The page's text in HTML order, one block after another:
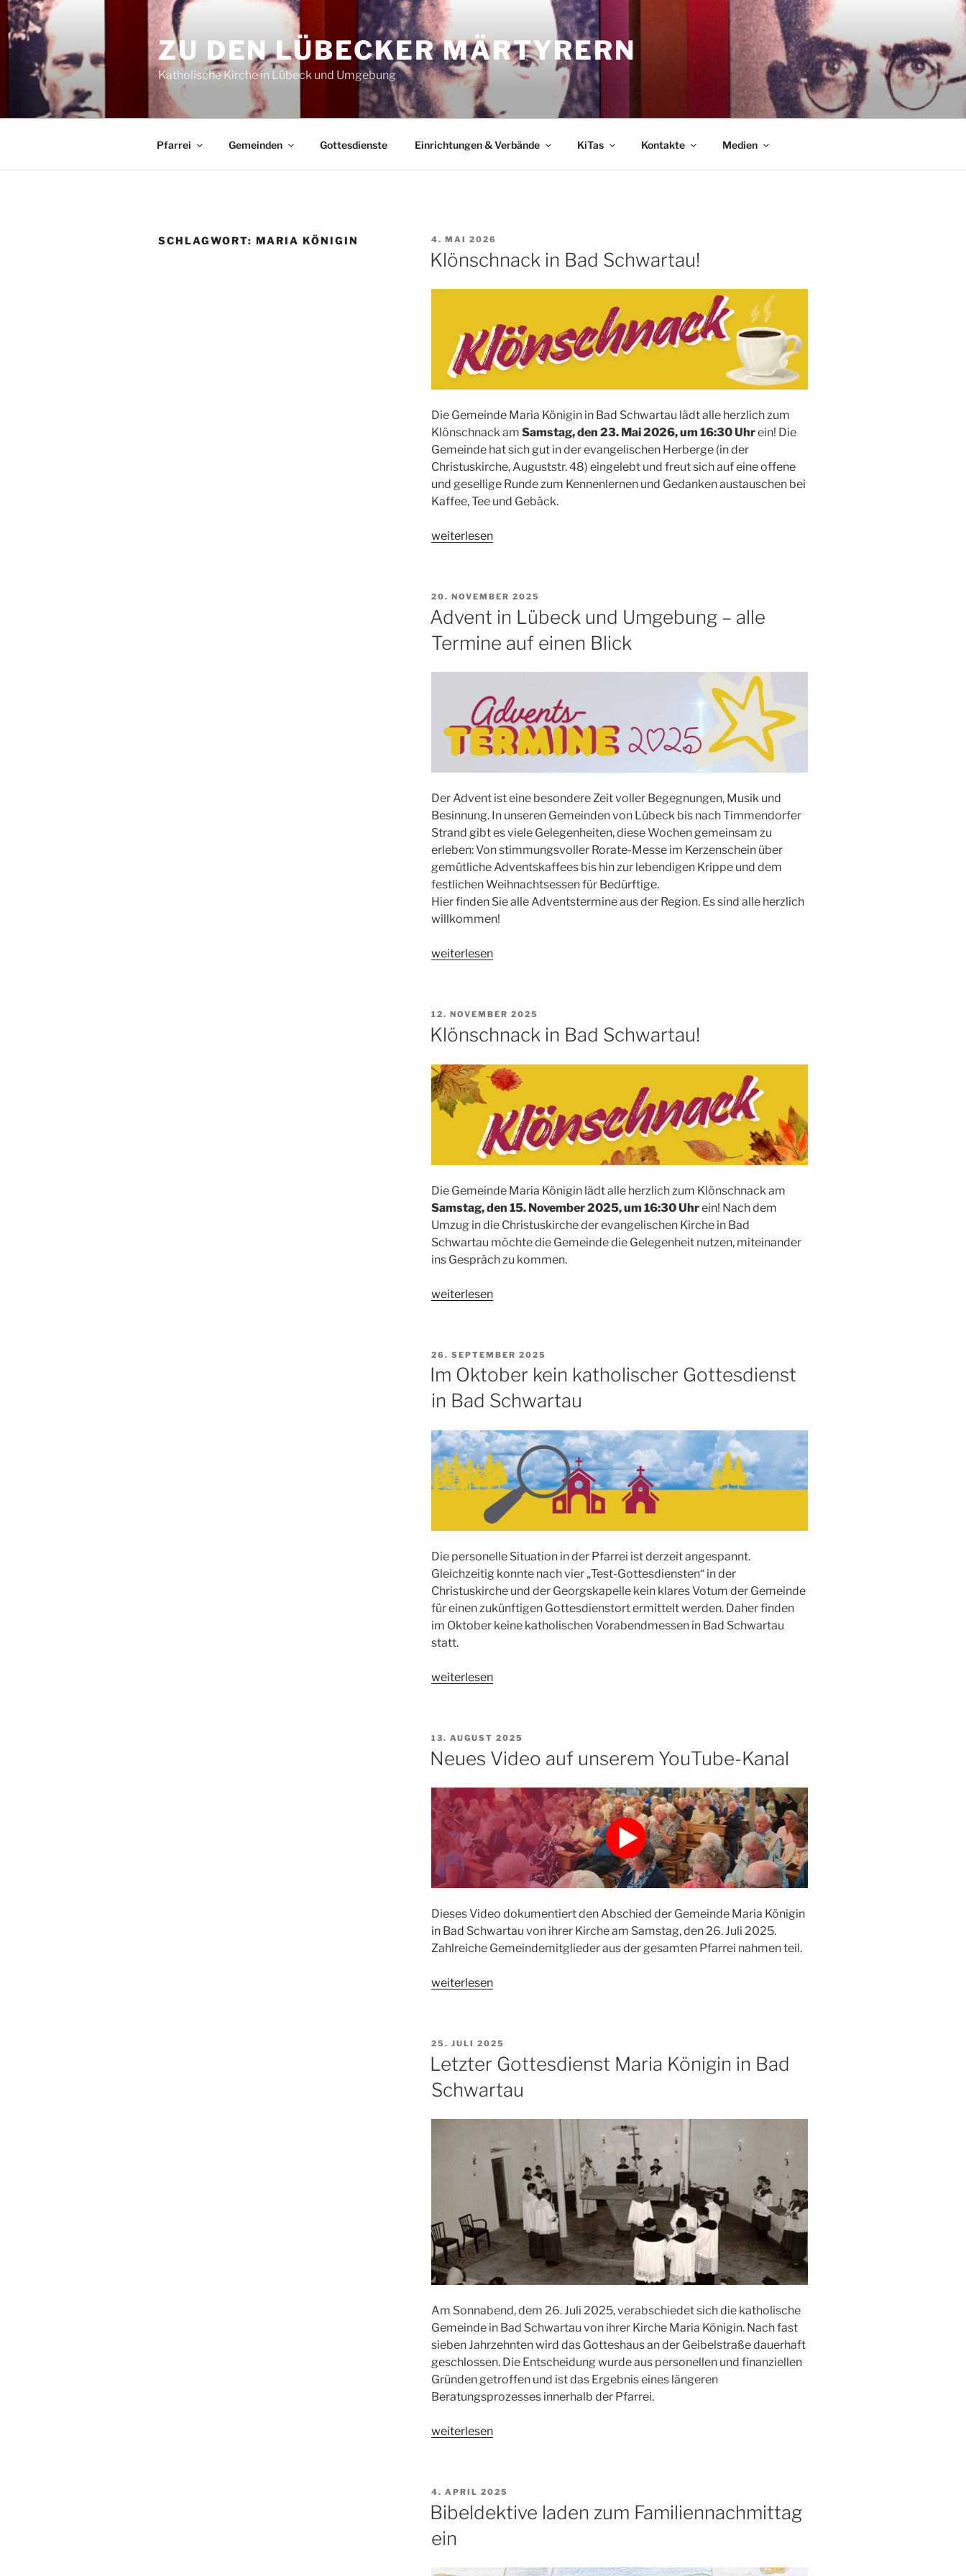
Zum
Inhalt
springen
ZU DEN LÜBECKER MÄRTYRERN
Katholische Kirche in Lübeck und Umgebung
Pfarrei Gemeinden Gottesdienste Einrichtungen & Verbände KiTas Kontakte Medien
SCHLAGWORT: MARIA KÖNIGIN
VERÖFFENTLICHT
AM
4. MAI 2026
Klönschnack in Bad Schwartau!
Die Gemeinde Maria Königin in Bad Schwartau lädt alle herzlich zum
Klönschnack am Samstag, den 23. Mai 2026, um 16:30 Uhrein! Die
Gemeinde hat sich gut in der evangelischen Herberge (in der
Christuskirche, Auguststr. 48) eingelebt und freut sich auf eine offene
und gesellige Runde zum Kennenlernen und Gedanken austauschen bei
Kaffee, Tee und Gebäck.
„Klönschnack
weiterlesen
VERÖFFENTLICHT
AM
20. NOVEMBER 2025
Advent in Lübeck und Umgebung – alle
Termine auf einen Blick
Der Advent ist eine besondere Zeit voller Begegnungen, Musik und
Besinnung. In unseren Gemeinden von Lübeck bis nach Timmendorfer
Strand gibt es viele Gelegenheiten, diese Wochen gemeinsam zu
erleben: Von stimmungsvoller Rorate-Messe im Kerzenschein über
gemütliche Adventskaffees bis hin zur lebendigen Krippe und dem
festlichen Weihnachtsessen für Bedürftige.
Hier finden Sie alle Adventstermine aus der Region. Es sind alle herzlich
willkommen!
„Advent
–
Termine
auf
einen
weiterlesen
VERÖFFENTLICHT
AM
12. NOVEMBER 2025
Klönschnack in Bad Schwartau!
Die Gemeinde Maria Königin lädt alle herzlich zum Klönschnack am
Samstag, den 15. November 2025, um 16:30 Uhrein! Nach dem
Umzug in die Christuskirche der evangelischen Kirche in Bad
Schwartau möchte die Gemeinde die Gelegenheit nutzen, miteinander
ins Gespräch zu kommen.
„Klönschnack
weiterlesen
VERÖFFENTLICHT
AM
26. SEPTEMBER 2025
Im Oktober kein katholischer Gottesdienst
in Bad Schwartau
Die personelle Situation in der Pfarrei ist derzeit angespannt.
Gleichzeitig konnte nach vier „Test-Gottesdiensten“ in der
Christuskirche und der Georgskapelle kein klares Votum der Gemeinde
für einen zukünftigen Gottesdienstort ermittelt werden. Daher finden
im Oktober keine katholischen Vorabendmessen in Bad Schwartau
statt.
„Im
Gottesdienst
in
Schwartau“
weiterlesen
VERÖFFENTLICHT
13. AUGUST 2025
Neues Video auf unserem YouTube-Kanal
Dieses Video dokumentiert den Abschied der Gemeinde Maria Königin
in Bad Schwartau von ihrer Kirche am Samstag, den 26. Juli 2025.
Zahlreiche Gemeindemitglieder aus der gesamten Pfarrei nahmen teil.
„Neues
YouTube-
Kanal“
weiterlesen
VERÖFFENTLICHT
AM
25. JULI 2025
Letzter Gottesdienst Maria Königin in Bad
Schwartau
Am Sonnabend, dem 26. Juli 2025, verabschiedet sich die katholische
Gemeinde in Bad Schwartau von ihrer Kirche Maria Königin. Nach fast
sieben Jahrzehnten wird das Gotteshaus an der Geibelstraße dauerhaft
geschlossen. Die Entscheidung wurde aus personellen und finanziellen
Gründen getroffen und ist das Ergebnis eines längeren
Beratungsprozesses innerhalb der Pfarrei.
„Letzter
in
Bad
Schwartau“
weiterlesen
VERÖFFENTLICHT
AM
4. APRIL 2025
Bibeldektive laden zum Familiennachmittag
ein